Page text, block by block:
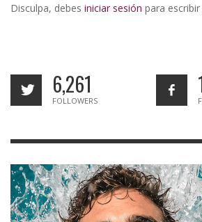
Disculpa, debes iniciar sesión para
6,261
FOLLOWERS